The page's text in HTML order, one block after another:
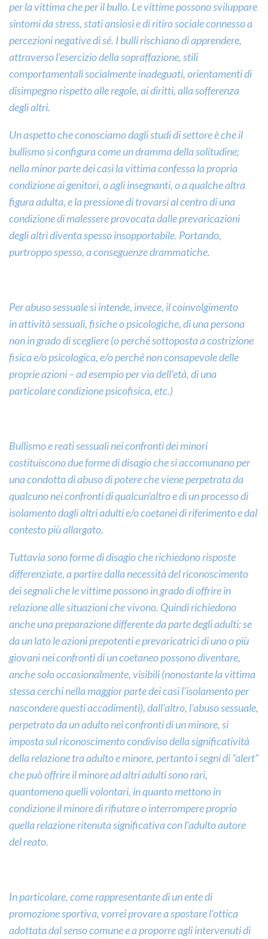
per la vittima che per il bullo. Le vittime possono sviluppare
sintomi da stress, stati ansiosi e di ritiro sociale connesso a
percezioni negative di sé. I bulli rischiano di apprendere,
attraverso l’esercizio della sopraffazione, stili
comportamentali socialmente inadeguati, orientamenti di
disimpegno rispetto alle regole, ai diritti, alla sofferenza
degli altri.
Un aspetto che conosciamo dagli studi di settore è che il
bullismo si configura come un dramma della solitudine;
nella minor parte dei casi la vittima confessa la propria
condizione ai genitori, o agli insegnanti, o a qualche altra
figura adulta, e la pressione di trovarsi al centro di una
condizione di malessere provocata dalle prevaricazioni
degli altri diventa spesso insopportabile. Portando,
purtroppo spesso, a conseguenze drammatiche.
Per abuso sessuale si intende, invece, il coinvolgimento
inattività sessuali, fisiche o psicologiche, di una persona
non in grado di scegliere (o perché sottoposta a costrizione
fisica e/o psicologica, e/o perché non consapevole delle
proprie azioni – ad esempio per via dell’età, di una
particolare condizione psicofisica, etc.)
Bullismo e reati sessuali nei confronti dei minori
costituiscono due forme di disagio che si accomunano per
una condotta di abuso di potere che viene perpetrata da
qualcuno nei confronti di qualcun’altro e di un processo di
isolamento dagli altri adulti e/o coetanei di riferimento e dal
contesto più allargato.
Tuttavia sono forme di disagio che richiedono risposte
differenziate, a partire dalla necessità del riconoscimento
dei segnali che le vittime possono in grado di offrire in
relazione alle situazioni che vivono. Quindi richiedono
anche una preparazione differente da parte degli adulti: se
da un lato le azioni prepotenti e prevaricatrici di uno o più
giovani nei confronti di un coetaneo possono diventare,
anche solo occasionalmente, visibili (nonostante la vittima
stessa cerchi nella maggior parte dei casi l’isolamento per
nascondere questi accadimenti), dall’altro, l’abuso sessuale,
perpetrato da un adulto nei confronti di un minore, si
imposta sul riconoscimento condiviso della significatività
della relazione tra adulto e minore, pertanto i segni di “alert”
che può offrire il minore ad altri adulti sono rari,
quantomeno quelli volontari, in quanto mettono in
condizione il minore di rifiutare o interrompere proprio
quella relazione ritenuta significativa con l’adulto autore
del reato.
In particolare, come rappresentante di un ente di
promozione sportiva, vorrei provare a spostare l’ottica
adottata dal senso comune e a proporre agli intervenuti di